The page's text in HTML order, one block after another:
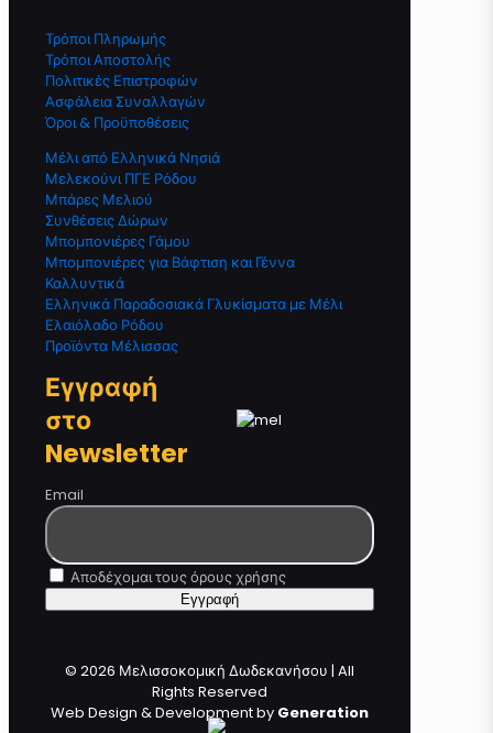
Τρόποι Πληρωμής
Τρόποι Αποστολής
Πολιτικές Επιστροφών
Ασφάλεια Συναλλαγών
Όροι & Προϋποθέσεις
Μέλι από Ελληνικά Νησιά
Μελεκούνι ΠΓΕ Ρόδου
Μπάρες Μελιού
Συνθέσεις Δώρων
Μπομπονιέρες Γάμου
Μπομπονιέρες για Βάφτιση και Γέννα
Καλλυντικά
Ελληνικά Παραδοσιακά Γλυκίσματα με Μέλι
Ελαιόλαδο Ρόδου
Προϊόντα Μέλισσας
Εγγραφή
στο
Newsletter
Email
Αποδέχομαι τους όρους χρήσης
© 2026 Μελισσοκομική Δωδεκανήσου | All
Rights Reserved
Web Design & Development by Generation